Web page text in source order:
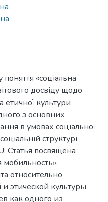
поняття «соціальна
досвіду щодо
етичної культури
з основних
в умовах соціальної
структурі
Статья посвящена
мобильность»,
относительно
этической культуры
как одного из